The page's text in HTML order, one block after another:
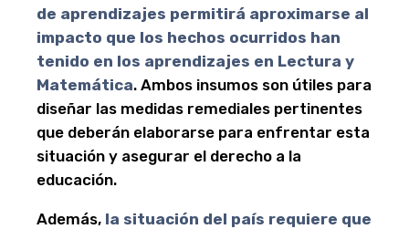
de aprendizajes permitirá aproximarse al
impacto que los hechos ocurridos han
tenido en los aprendizajes en Lectura y
Matemática. Ambos insumos son útiles para
diseñar las medidas remediales pertinentes
que deberán elaborarse para enfrentar esta
situación y asegurar el derecho a la
educación.
Además, la situación del país requiere que